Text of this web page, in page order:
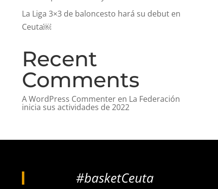
La Liga 3×3 de baloncesto hará su debut en
Ceuta￼
Recent
Comments
A WordPress Commenteren La Federación
inicia sus actividades de 2022
#basketCeuta